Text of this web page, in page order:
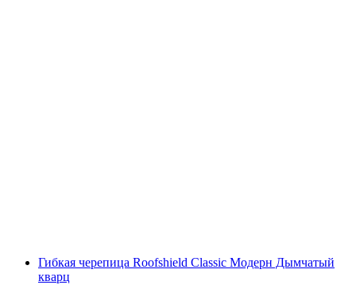
Гибкая черепица Roofshield Classic Модерн Дымчатый
кварц